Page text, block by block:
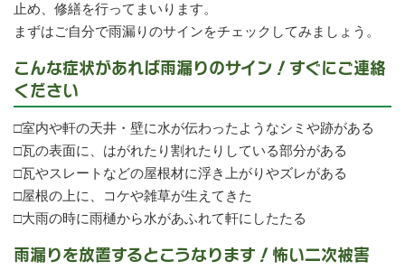
止め、修繕を行ってまいります。
まずはご自分で雨漏りのサインをチェックしてみましょう。
こんな症状があれば雨漏りのサイン！すぐにご連絡
ください
□室内や軒の天井・壁に水が伝わったようなシミや跡がある
□瓦の表面に、はがれたり割れたりしている部分がある
□瓦やスレートなどの屋根材に浮き上がりやズレがある
□屋根の上に、コケや雑草が生えてきた
□大雨の時に雨樋から水があふれて軒にしたたる
雨漏りを放置するとこうなります！怖い二次被害